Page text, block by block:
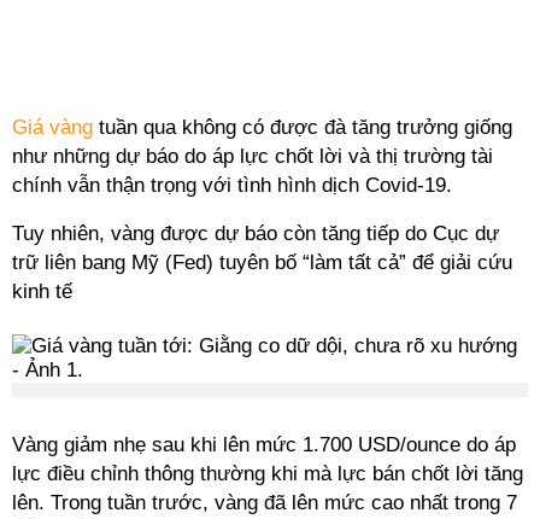
Giá vàng tuần qua không có được đà tăng trưởng giống
như những dự báo do áp lực chốt lời và thị trường tài
chính vẫn thận trọng với tình hình dịch Covid-19.
Tuy nhiên, vàng được dự báo còn tăng tiếp do Cục dự
trữ liên bang Mỹ (Fed) tuyên bố “làm tất cả” để giải cứu
kinh tế
Vàng giảm nhẹ sau khi lên mức 1.700 USD/ounce do áp
lực điều chỉnh thông thường khi mà lực bán chốt lời tăng
lên. Trong tuần trước, vàng đã lên mức cao nhất trong 7